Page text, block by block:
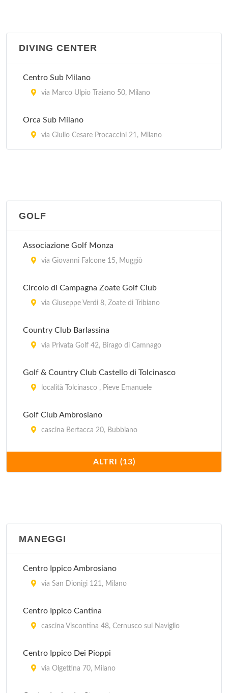
DIVING CENTER
Centro Sub Milano
via Marco Ulpio Traiano 50, Milano
Orca Sub Milano
via Giulio Cesare Procaccini 21, Milano
GOLF
Associazione Golf Monza
via Giovanni Falcone 15, Muggiò
Circolo di Campagna Zoate Golf Club
via Giuseppe Verdi 8, Zoate di Tribiano
Country Club Barlassina
via Privata Golf 42, Birago di Camnago
Golf & Country Club Castello di Tolcinasco
località Tolcinasco , Pieve Emanuele
Golf Club Ambrosiano
cascina Bertacca 20, Bubbiano
via Salvo d'Acquisto 6, Basiglio
Golf Club Le Rovedine
Golf Club Mirasole
Golf Green Club
Harbour Club Milano Associazione Sportiva
ALTRI (13)
MANEGGI
Centro Ippico Ambrosiano
via San Dionigi 121, Milano
Centro Ippico Cantina
cascina Viscontina 48, Cernusco sul Naviglio
Centro Ippico Dei Pioppi
via Olgettina 70, Milano